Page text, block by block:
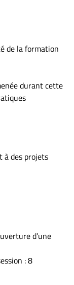
de la formation
durant cette
à des projets
d’une
: 8